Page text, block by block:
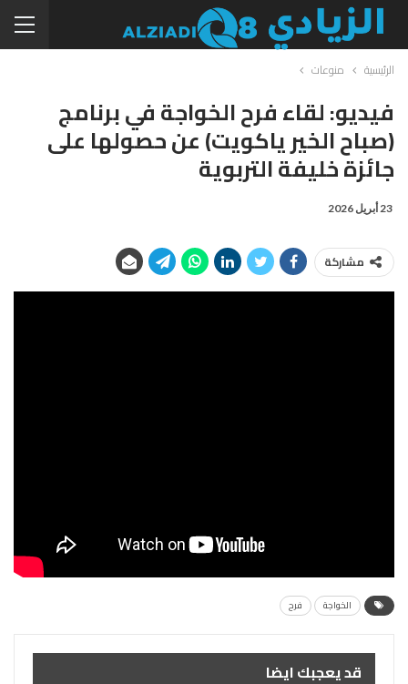
الرئيسية منوعات
فيديو: لقاء فرح الخواجة في برنامج
(صباح الخير ياكويت) عن حصولها على
جائزة خليفة التربوية
23 أبريل 2026
مشاركة
الخواجة فرح
قد يعجبك ايضا